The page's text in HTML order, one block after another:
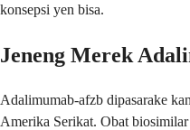
konsepsi yen bisa.
Jeneng Merek
Adalimumab-afzb dipasarake
Amerika Serikat. Obat